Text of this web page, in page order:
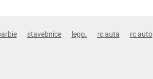
stavebnice lego. rc auta rc auto